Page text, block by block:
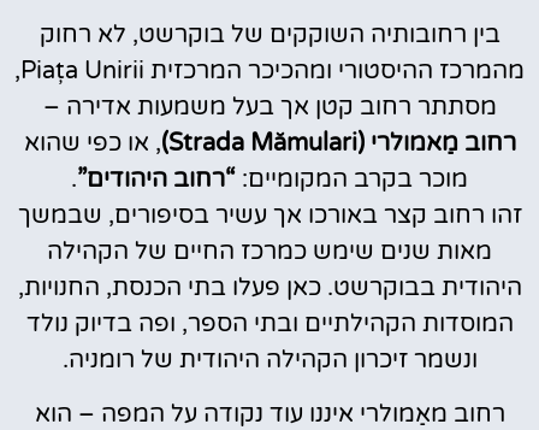
בין רחובותיה השוקקים של בוקרשט, לא רחוק
מהמרכז ההיסטורי ומהכיכר המרכזית Piața Unirii,
מסתתר רחוב קטן אך בעל משמעות אדירה –
רחוב מַאמולרי (Strada Mămulari)
, או כפי שהוא
מוכר בקרב המקומיים: “רחוב היהודים”.
זהו רחוב קצר באורכו אך עשיר בסיפורים, שבמשך
מאות שנים שימש כמרכז החיים של הקהילה
היהודית בבוקרשט. כאן פעלו בתי הכנסת, החנויות,
המוסדות הקהילתיים ובתי הספר, ופה בדיוק נולד
ונשמר זיכרון הקהילה היהודית של רומניה.
רחוב מאַמולרי איננו עוד נקודה על המפה – הוא